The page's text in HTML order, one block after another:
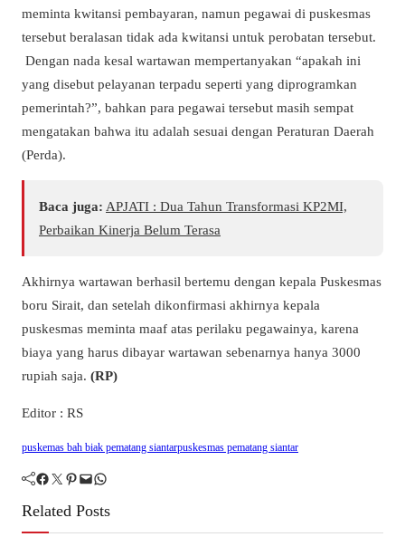
meminta kwitansi pembayaran, namun pegawai di puskesmas
tersebut beralasan tidak ada kwitansi untuk perobatan tersebut.
Dengan nada kesal wartawan mempertanyakan “apakah ini
yang disebut pelayanan terpadu seperti yang diprogramkan
pemerintah?”, bahkan para pegawai tersebut masih sempat
mengatakan bahwa itu adalah sesuai dengan Peraturan Daerah
(Perda).
Baca juga: APJATI : Dua Tahun Transformasi KP2MI,
Perbaikan Kinerja Belum Terasa
Akhirnya wartawan berhasil bertemu dengan kepala Puskesmas
boru Sirait, dan setelah dikonfirmasi akhirnya kepala
puskesmas meminta maaf atas perilaku pegawainya, karena
biaya yang harus dibayar wartawan sebenarnya hanya 3000
rupiah saja. (RP)
Editor : RS
puskemas bah biak pematang siantarpuskesmas pematang siantar
Facebook Twitter Pinterest Mail WhatsApp
Related Posts